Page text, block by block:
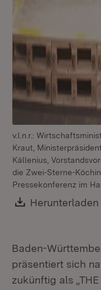
v.l.n.r.:
Kraut,
Källenius,
die Zwei-Sterne-
Pressekonferenz im
Download:
Herunterladen
Baden-
präsentiert sich
zukünftig als